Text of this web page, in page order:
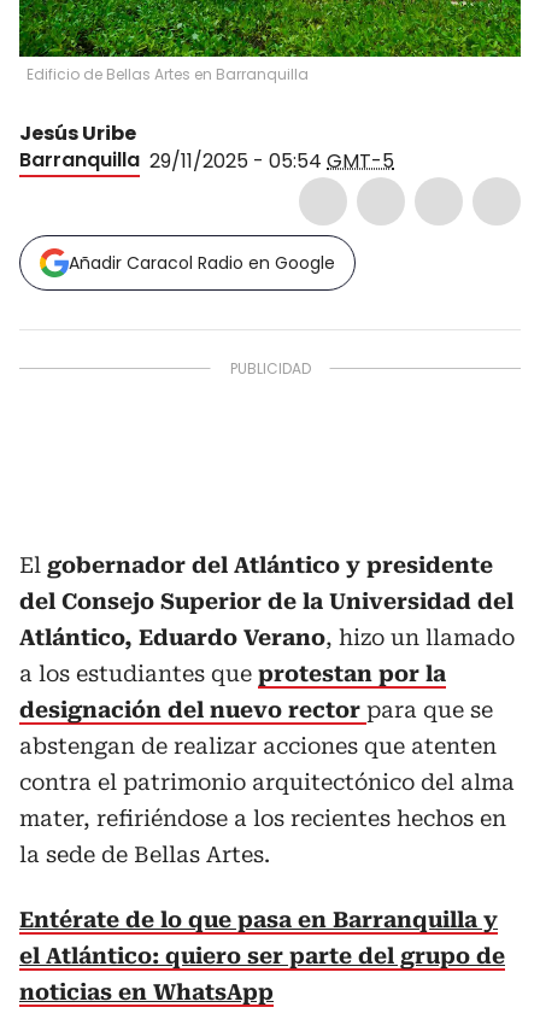
Edificio de Bellas Artes en Barranquilla
Jesús Uribe
Barranquilla 29/11/2025 - 05:54 GMT-5
Añadir Caracol Radio en Google
El gobernador del Atlántico y presidente
del Consejo Superior de la Universidad del
Atlántico, Eduardo Verano, hizo un llamado
a los estudiantes que protestan por la
designación del nuevo rector para que se
abstengan de realizar acciones que atenten
contra el patrimonio arquitectónico del alma
mater, refiriéndose a los recientes hechos en
la sede de Bellas Artes.
Entérate de lo que pasa en Barranquilla y
el Atlántico: quiero ser parte del grupo de
noticias en WhatsApp